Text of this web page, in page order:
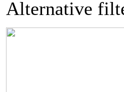
Alternative